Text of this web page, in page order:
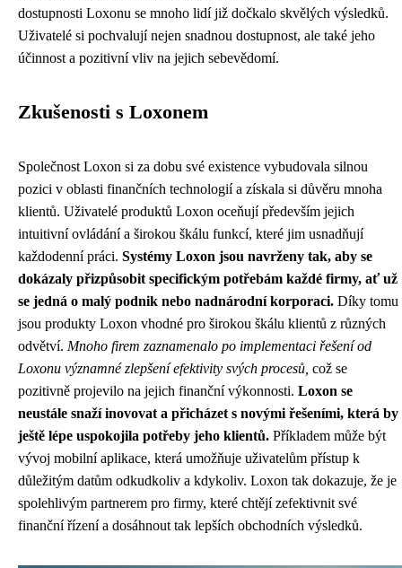
dostupnosti Loxonu se mnoho lidí již dočkalo skvělých výsledků.
Uživatelé si pochvalují nejen snadnou dostupnost, ale také jeho
účinnost a pozitivní vliv na jejich sebevědomí.
Zkušenosti s Loxonem
Společnost Loxon si za dobu své existence vybudovala silnou
pozici v oblasti finančních technologií a získala si důvěru mnoha
klientů. Uživatelé produktů Loxon oceňují především jejich
intuitivní ovládání a širokou škálu funkcí, které jim usnadňují
každodenní práci. Systémy Loxon jsou navrženy tak, aby se
dokázaly přizpůsobit specifickým potřebám každé firmy, ať už
se jedná o malý podnik nebo nadnárodní korporaci. Díky tomu
jsou produkty Loxon vhodné pro širokou škálu klientů z různých
odvětví. Mnoho firem zaznamenalo po implementaci řešení od
Loxonu významné zlepšení efektivity svých procesů, což se
pozitivně projevilo na jejich finanční výkonnosti. Loxon se
neustále snaží inovovat a přicházet s novými řešeními, která by
ještě lépe uspokojila potřeby jeho klientů. Příkladem může být
vývoj mobilní aplikace, která umožňuje uživatelům přístup k
důležitým datům odkudkoliv a kdykoliv. Loxon tak dokazuje, že je
spolehlivým partnerem pro firmy, které chtějí zefektivnit své
finanční řízení a dosáhnout tak lepších obchodních výsledků.